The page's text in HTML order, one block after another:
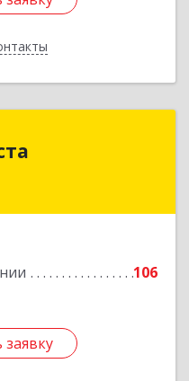
106
г, 12А мкр, дом